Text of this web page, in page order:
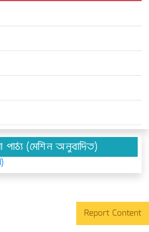
(মেশিন অনুবাদিত)
Report Content